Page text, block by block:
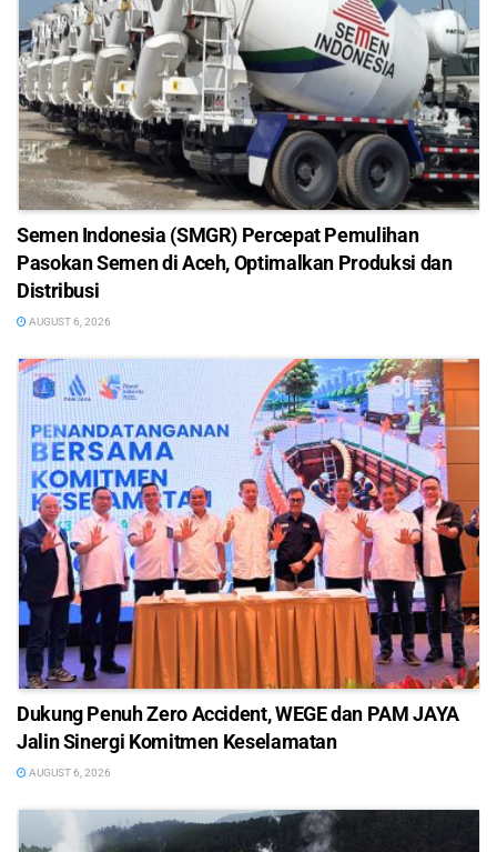
Semen Indonesia (SMGR) Percepat Pemulihan
Pasokan Semen di Aceh, Optimalkan Produksi dan
Distribusi
AUGUST 6, 2026
Dukung Penuh Zero Accident, WEGE dan PAM JAYA
Jalin Sinergi Komitmen Keselamatan
AUGUST 6, 2026